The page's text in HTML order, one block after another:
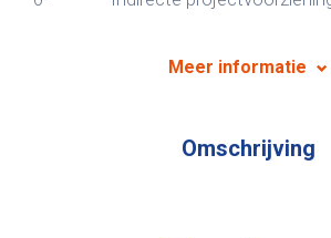
Meer informatie
Omschrijving